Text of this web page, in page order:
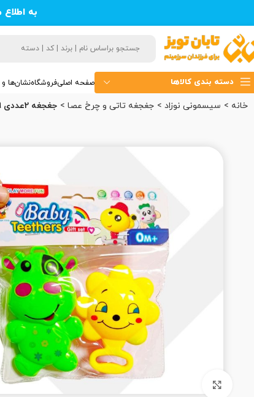
به
دسته بندی کالاها صفحه اصلیفروشگاهنشان‌ها و
خانه سیسمونی نوزاد جغجغه تاتی و چرخ عصا جغجغه 2عددی 3029 پرهام (100)